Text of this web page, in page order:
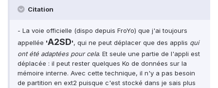
Citation
- La voie officielle (dispo depuis FroYo) que j'ai toujours
appellée 'A2SD', qui ne peut déplacer que des applis qui
ont été adaptées pour cela. Et seule une partie de l'appli est
déplacée : il peut rester quelques Ko de données sur la
mémoire interne. Avec cette technique, il n'y a pas besoin
de partition en ext2 puisque c'est stocké dans je sais plus